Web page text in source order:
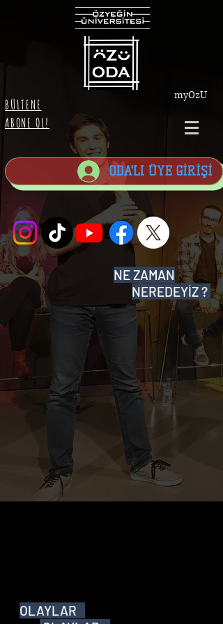
BÜLTENE
ABONE OL!
myOzU
ODA'LI ÜYE GİRİŞİ
NE ZAMAN
NEREDEYİZ ?
OLAYLAR